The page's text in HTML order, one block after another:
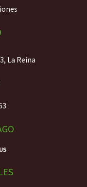
La Reina